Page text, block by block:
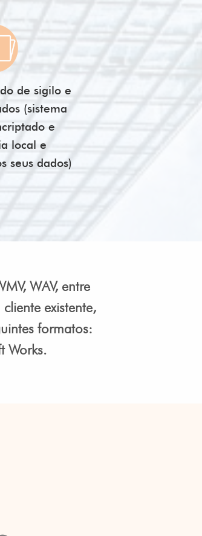
de sigilo e
(sistema
e
local e
seus dados)
WAV, entre
existente,
formatos:
Works.